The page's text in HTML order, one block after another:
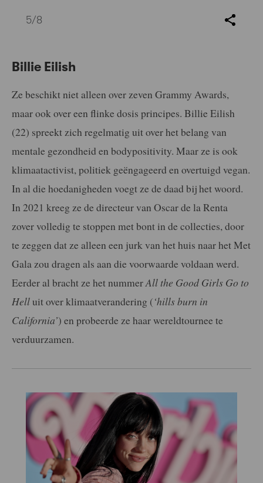
5/8
Billie Eilish
Ze beschikt niet alleen over zeven Grammy Awards,
maar ook over een flinke dosis principes. Billie Eilish
(22) spreekt zich regelmatig uit over het belang van
mentale gezondheid en bodypositivity. Maar ze is ook
klimaatactivist, politiek geëngageerd en overtuigd vegan.
In al die hoedanigheden voegt ze de daad bij het woord.
In 2021 kreeg ze de directeur van Oscar de la Renta
zover volledig te stoppen met bont in de collecties, door
te zeggen dat ze alleen een jurk van het huis naar het Met
Gala zou dragen als aan die voorwaarde voldaan werd.
Eerder al bracht ze het nummerAll the Good Girls Go to
Helluit over klimaatverandering (‘hills burn in
California’) en probeerde ze haar wereldtournee te
verduurzamen.